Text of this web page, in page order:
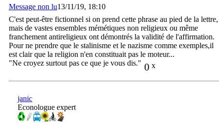
Message non lu13/11/19, 18:10
C'est peut-être fictionnel si on prend cette phrase au pied de la lettre,
mais de vastes ensembles mémétiques non religieux ou même
franchement antireligieux ont démontrés la validité de l'affirmation.
Pour ne prendre que le stalinisme et le nazisme comme exemples,il
est clair que la religion n'en constituait pas le moteur...
0 x
"Ne croyez surtout pas ce que je vous dis."
janic
Econologue expert